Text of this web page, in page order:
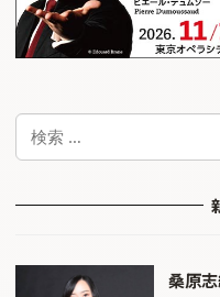
桑原